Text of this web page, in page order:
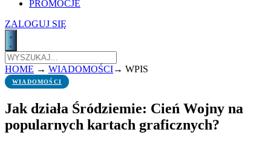
PROMOCJE
ZALOGUJ SIĘ
HOME → WIADOMOŚCI→ WPIS
WIADOMOŚCI
Jak działa Śródziemie: Cień Wojny na
popularnych kartach graficznych?